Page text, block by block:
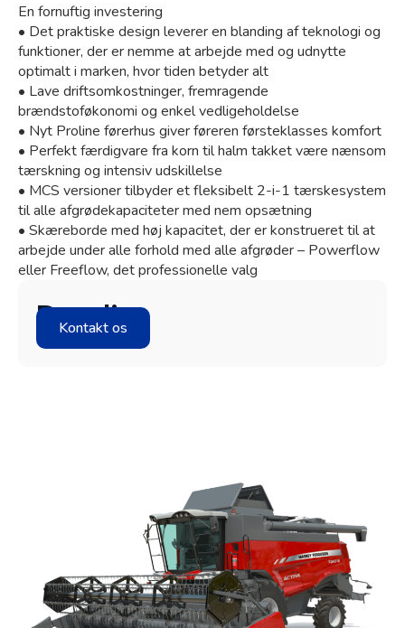
Granit Parts
En fornuftig investering
• Det praktiske design leverer en blanding af teknologi og
funktioner, der er nemme at arbejde med og udnytte
optimalt i marken, hvor tiden betyder alt
• Lave driftsomkostninger, fremragende
brændstoføkonomi og enkel vedligeholdelse
• Nyt Proline førerhus giver føreren førsteklasses komfort
• Perfekt færdigvare fra korn til halm takket være nænsom
tærskning og intensiv udskillelse
• MCS versioner tilbyder et fleksibelt 2-i-1 tærskesystem
til alle afgrødekapaciteter med nem opsætning
• Skæreborde med høj kapacitet, der er konstrueret til at
arbejde under alle forhold med alle afgrøder – Powerflow
eller Freeflow, det professionelle valg
Detaljer
Kontakt os